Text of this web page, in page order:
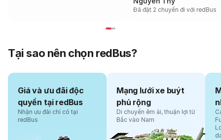
Đã đặt 2 chuyến đi với redBus
Tại sao nên chọn redBus?
Giá và ưu đãi độc
quyền tại redBus
Nhận ưu đãi chỉ có tại
redBus
Mạng lưới xe buýt
phủ rộng
Di chuyển êm ái, thuận lợi từ
Bắc vào Nam